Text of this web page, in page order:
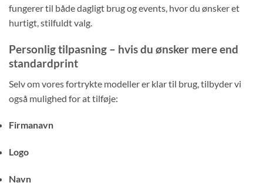
fungerer til både dagligt brug og events, hvor du ønsker et
hurtigt, stilfuldt valg.
Personlig tilpasning – hvis du ønsker mere end
standardprint
Selv om vores fortrykte modeller er klar til brug, tilbyder vi
også mulighed for at tilføje:
Firmanavn
Logo
Navn